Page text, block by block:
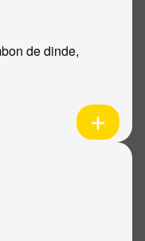
de dinde,